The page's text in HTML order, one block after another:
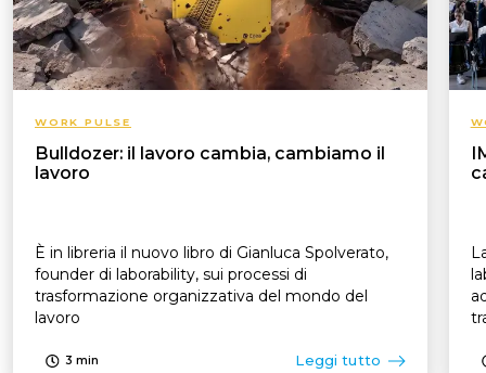
WORK PULSE
Bulldozer: il lavoro cambia, cambiamo il
lavoro
È in libreria il nuovo libro di Gianluca Spolverato,
founder di laborability, sui processi di
trasformazione organizzativa del mondo del
lavoro
3 min Leggi tutto